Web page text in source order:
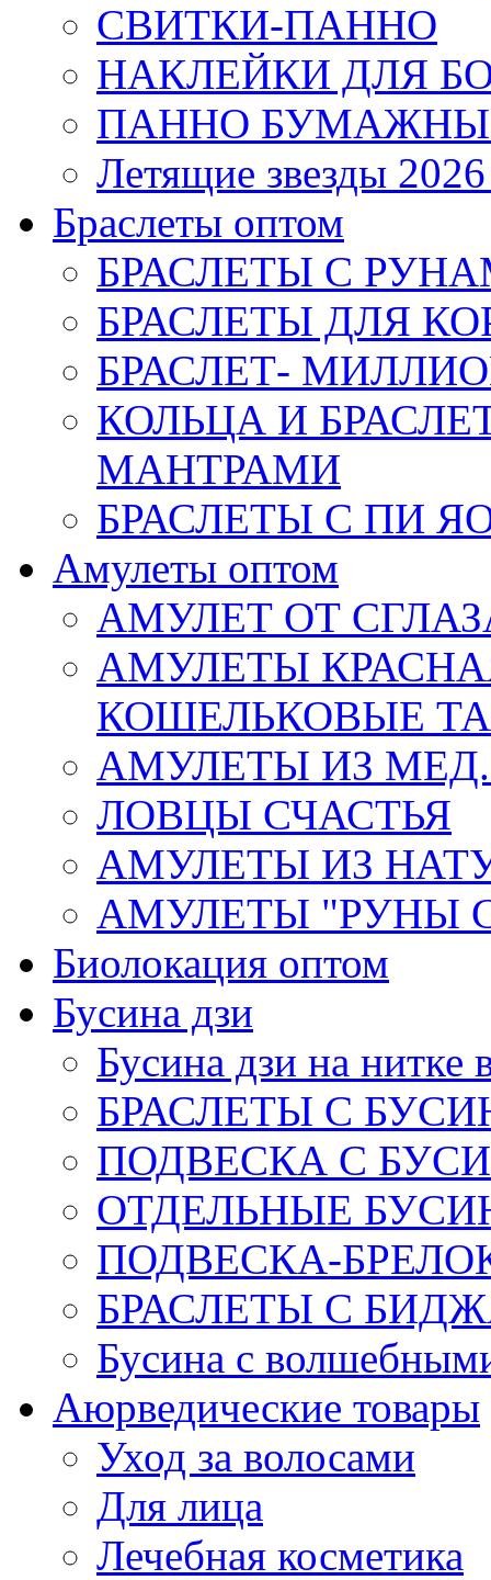
СВИТКИ-ПАННО
НАКЛЕЙКИ ДЛЯ
ПАННО
Летящие звезды
Браслеты оптом
БРАСЛЕТЫ С
БРАСЛЕТЫ ДЛЯ
БРАСЛЕТ-
КОЛЬЦА И
МАНТРАМИ
БРАСЛЕТЫ С ПИ
Амулеты оптом
АМУЛЕТ ОТ
АМУЛЕТЫ
КОШЕЛЬКОВЫЕ
АМУЛЕТЫ ИЗ
ЛОВЦЫ СЧАСТЬЯ
АМУЛЕТЫ ИЗ
АМУЛЕТЫ "РУНЫ
Биолокация оптом
Бусина дзи
Бусина дзи на нитке
БРАСЛЕТЫ С
ПОДВЕСКА С
ОТДЕЛЬНЫЕ
ПОДВЕСКА-
БРАСЛЕТЫ С
Бусина с
Аюрведические товары
Уход за волосами
Для лица
Лечебная косметика